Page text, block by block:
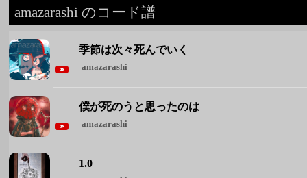
amazarashi のコード譜
季節は次々死んでいく
amazarashi
僕が死のうと思ったのは
amazarashi
1.0